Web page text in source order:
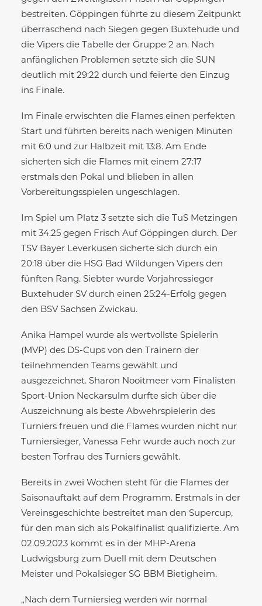
bestreiten. Göppingen führte zu diesem Zeitpunkt
überraschend nach Siegen gegen Buxtehude und
die Vipers die Tabelle der Gruppe 2 an. Nach
anfänglichen Problemen setzte sich die SUN
deutlich mit 29:22 durch und feierte den Einzug
ins Finale.
Im Finale erwischten die Flames einen perfekten
Start und führten bereits nach wenigen Minuten
mit 6:0 und zur Halbzeit mit 13:8. Am Ende
sicherten sich die Flames mit einem 27:17
erstmals den Pokal und blieben in allen
Vorbereitungsspielen ungeschlagen.
Im Spiel um Platz 3 setzte sich die TuS Metzingen
mit 34.25 gegen Frisch Auf Göppingen durch. Der
TSV Bayer Leverkusen sicherte sich durch ein
20:18 über die HSG Bad Wildungen Vipers den
fünften Rang. Siebter wurde Vorjahressieger
Buxtehuder SV durch einen 25:24-Erfolg gegen
den BSV Sachsen Zwickau.
Anika Hampel wurde als wertvollste Spielerin
(MVP) des DS-Cups von den Trainern der
teilnehmenden Teams gewählt und
ausgezeichnet. Sharon Nooitmeer vom Finalisten
Sport-Union Neckarsulm durfte sich über die
Auszeichnung als beste Abwehrspielerin des
Turniers freuen und die Flames wurden nicht nur
Turniersieger, Vanessa Fehr wurde auch noch zur
besten Torfrau des Turniers gewählt.
Bereits in zwei Wochen steht für die Flames der
Saisonauftakt auf dem Programm. Erstmals in der
Vereinsgeschichte bestreitet man den Supercup,
für den man sich als Pokalfinalist qualifizierte. Am
02.09.2023 kommt es in der MHP-Arena
Ludwigsburg zum Duell mit dem Deutschen
Meister und Pokalsieger SG BBM Bietigheim.
„Nach dem Turniersieg werden wir normal